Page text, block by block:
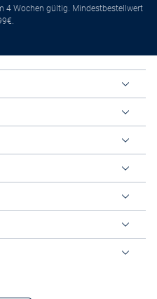
4 Wochen gültig. Mindestbestellwert